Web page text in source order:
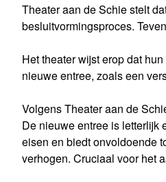
Theater aan de Schie stelt
besluitvormingsproces.
Het theater wijst erop dat
nieuwe entree, zoals een
Volgens Theater aan de
De nieuwe entree is letterlijk
eisen en biedt onvoldoende
verhogen. Cruciaal voor het